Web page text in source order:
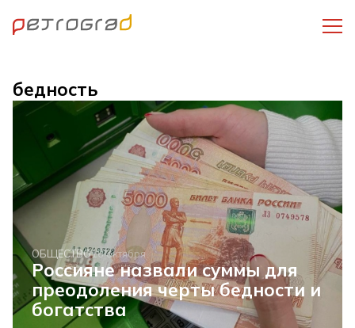
бедность
ОБЩЕСТВО16 октября
Россияне назвали суммы для
преодоления черты бедности и
богатства